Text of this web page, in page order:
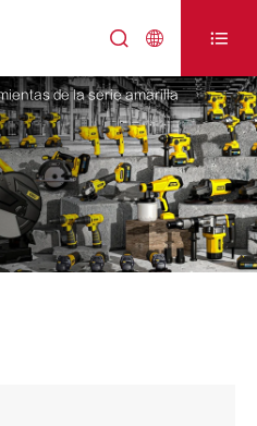
  
de la serie amarilla